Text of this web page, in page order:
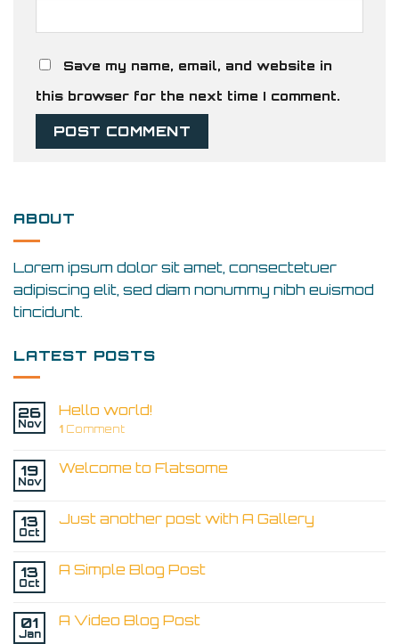
Save my name, email, and website in
this browser for the next time I comment.
ABOUT
Lorem ipsum dolor sit amet, consectetuer
adipiscing elit, sed diam nonummy nibh euismod
tincidunt.
LATEST POSTS
26
Nov
Hello world!
1 Comment
19
Nov
Welcome to Flatsome
13
Oct
Just another post with A Gallery
13
Oct
A Simple Blog Post
01
Jan
A Video Blog Post